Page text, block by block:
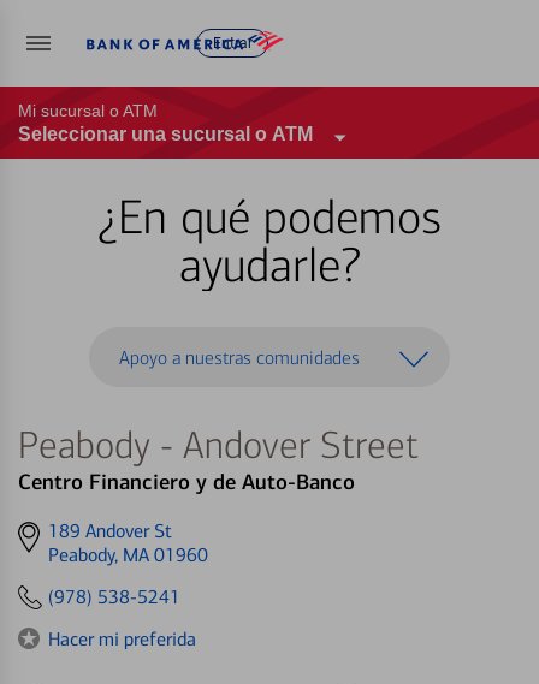
Entrar
Mi sucursal o ATM
Seleccionar una sucursal o ATM
¿En qué podemos
ayudarle?
Apoyo a nuestras comunidades
Peabody - Andover Street
Centro Financiero y de Auto-Banco
Get
directions
189 Andover St
Peabody, MA 01960
(978) 538-5241
Hacer mi preferida